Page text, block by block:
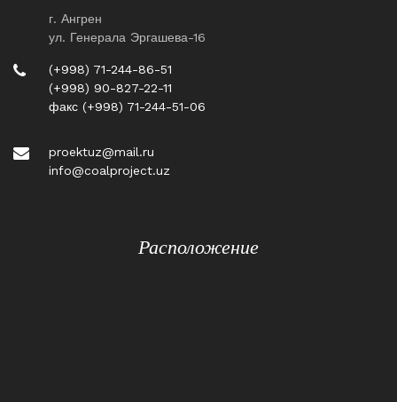
г. Ангрен
ул. Генерала Эргашева-16
(+998) 71-244-86-51
(+998) 90-827-22-11
факс (+998) 71-244-51-06
proektuz@mail.ru
info@coalproject.uz
Расположение